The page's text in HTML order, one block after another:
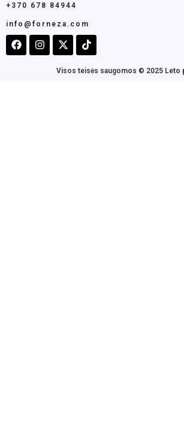
+370 678 84944
info@forneza.com
Visos teisės saugomos © 2025 Leto